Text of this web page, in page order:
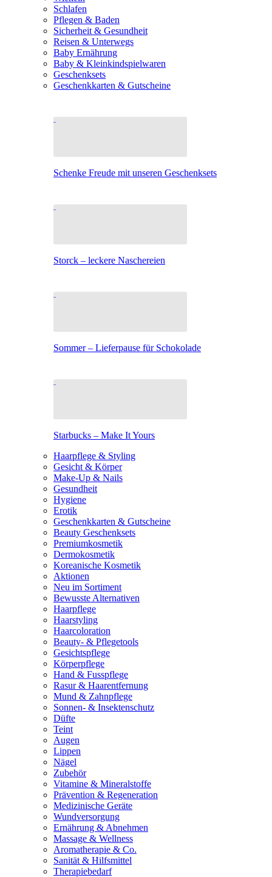
Schlafen
Pflegen & Baden
Sicherheit & Gesundheit
Reisen & Unterwegs
Baby Ernährung
Baby & Kleinkindspielwaren
Geschenksets
Geschenkkarten & Gutscheine
Schenke Freude mit unseren Geschenksets
Storck – leckere Naschereien
Sommer – Lieferpause für Schokolade
Starbucks – Make It Yours
Haarpflege & Styling
Gesicht & Körper
Make-Up & Nails
Gesundheit
Hygiene
Erotik
Geschenkkarten & Gutscheine
Beauty Geschenksets
Premiumkosmetik
Dermokosmetik
Koreanische Kosmetik
Aktionen
Neu im Sortiment
Bewusste Alternativen
Haarpflege
Haarstyling
Haarcoloration
Beauty- & Pflegetools
Gesichtspflege
Körperpflege
Hand & Fusspflege
Rasur & Haarentfernung
Mund & Zahnpflege
Sonnen- & Insektenschutz
Düfte
Teint
Augen
Lippen
Nägel
Zubehör
Vitamine & Mineralstoffe
Prävention & Regeneration
Medizinische Geräte
Wundversorgung
Ernährung & Abnehmen
Massage & Wellness
Aromatherapie & Co.
Sanität & Hilfsmittel
Therapiebedarf